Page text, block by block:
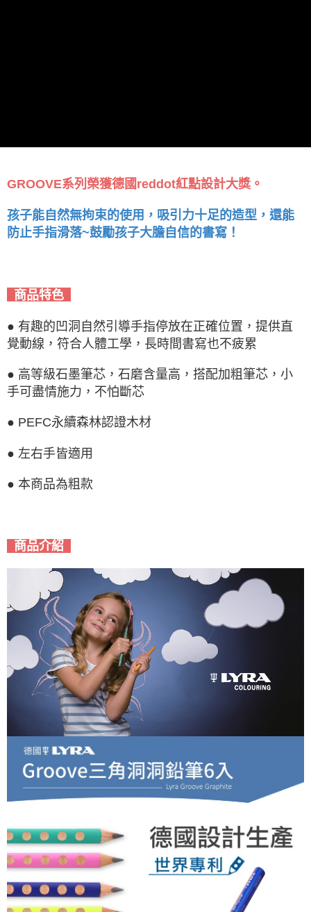
GROOVE系列榮獲德國reddot紅點設計大獎。
孩子能自然無拘束的使用，吸引力十足的造型，還能
防止手指滑落~鼓勵孩子大膽自信的書寫！
商品特色
● 有趣的凹洞自然引導手指停放在正確位置，提供直
覺動線，符合人體工學，長時間書寫也不疲累
● 高等級石墨筆芯，石磨含量高，搭配加粗筆芯，小
手可盡情施力，不怕斷芯
● PEFC永續森林認證木材
● 左右手皆適用
● 本商品為粗款
商品介紹